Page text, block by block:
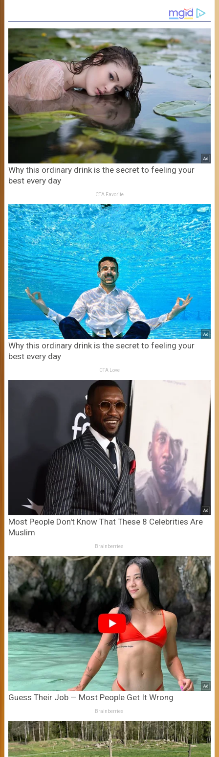
Why this ordinary drink is the secret to feeling your
best every day
CTA Favorite
Why this ordinary drink is the secret to feeling your
best every day
CTA Love
Most People Don't Know That These 8 Celebrities Are
Muslim
Brainberries
Guess Their Job — Most People Get It Wrong
Brainberries